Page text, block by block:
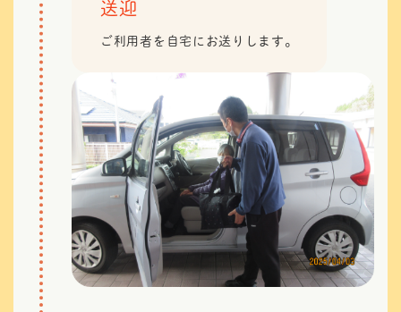
送迎
ご利用者を自宅にお送りします。